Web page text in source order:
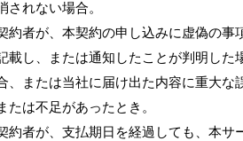
されない場合。
約者が、本契約の申し込みに虚偽の事
載し、または通知したことが判明した
、または当社に届け出た内容に重大な
たは不足があったとき。
約者が、支払期日を経過しても、本サ